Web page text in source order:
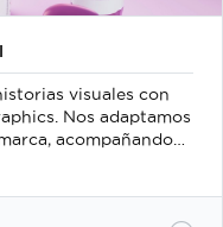
visuales con
Nos adaptamos
acompañando